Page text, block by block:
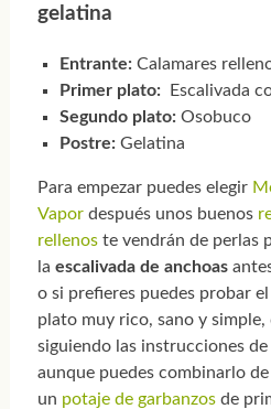
gelatina
Entrante: Calamares
Primer plato:
Escalivada
Segundo plato: Osobuco
Postre: Gelatina
Para empezar puedes elegir
Vapordespués unos buenos
rellenoste vendrán de perlas
la escalivada de anchoas
o si prefieres puedes probar
plato muy rico, sano y simple,
siguiendo las instrucciones de
aunque puedes combinarlo
un potaje de garbanzosde